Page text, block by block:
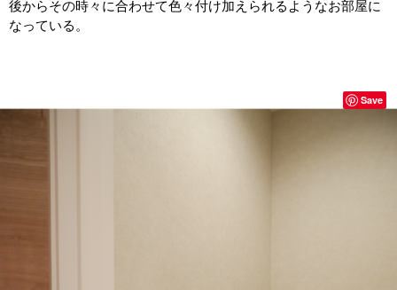
後からその時々に合わせて色々付け加えられるようなお部屋に
なっている。
Save